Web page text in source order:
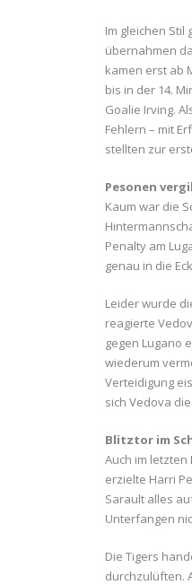
Im gleichen
übernahmen
kamen erst ab
bis in der 14.
Goalie Irving.
Fehlern – mit
stellten zur
Pesonen
Kaum war die
Penalty am
genau in die
Leider wurde
reagierte
gegen Lugano
wiederum
Verteidigung
sich Vedova
Blitztor im
Auch im
erzielte Harri
Sarault alles
Unterfangen
Die Tigers
durchzulüften.